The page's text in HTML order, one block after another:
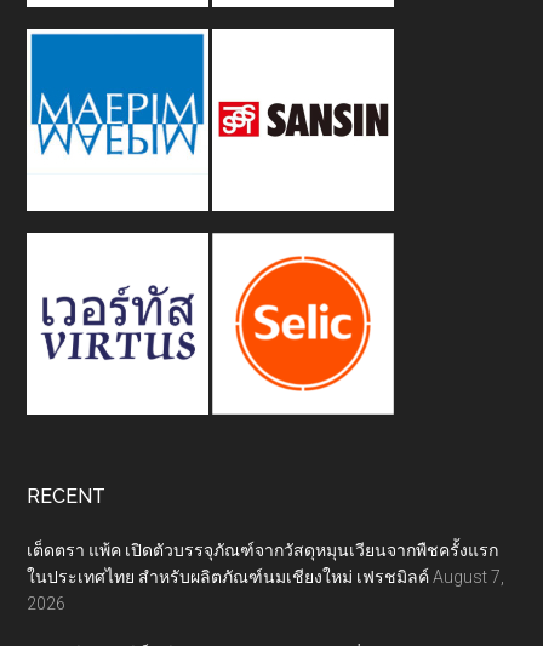
RECENT
เต็ดตรา แพ้ค เปิดตัวบรรจุภัณฑ์จากวัสดุหมุนเวียนจากพืชครั้งแรก
ในประเทศไทย สำหรับผลิตภัณฑ์นมเชียงใหม่ เฟรชมิลค์ August 7,
2026